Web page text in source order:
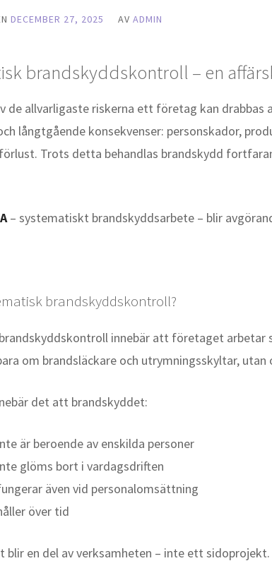
DECEMBER 27, 2025 AV ADMIN
brandskyddskontroll – en
de allvarligaste riskerna ett företag kan
långtgående konsekvenser: personskador,
Trots detta behandlas brandskydd
– systematiskt brandskyddsarbete – blir
brandskyddskontroll?
innebär att företaget
om brandsläckare och utrymningsskyltar,
det att brandskyddet:
är beroende av enskilda personer
glöms bort i vardagsdriften
även vid personalomsättning
över tid
blir en del av verksamheten – inte ett sidoprojekt.